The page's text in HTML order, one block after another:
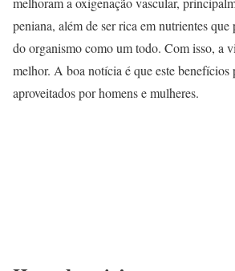
peniana, além de ser rica em nutrientes
do organismo como um todo. Com isso, a
melhor. A boa notícia é que este benefícios
aproveitados por homens e mulheres.